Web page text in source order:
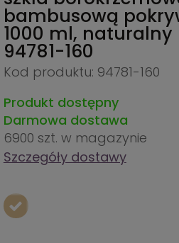
bambusową
1000 ml, naturalny
94781-160
Kod produktu: 94781-160
Produkt dostępny
Darmowa dostawa
6900 szt. w magazynie
Szczegóły dostawy